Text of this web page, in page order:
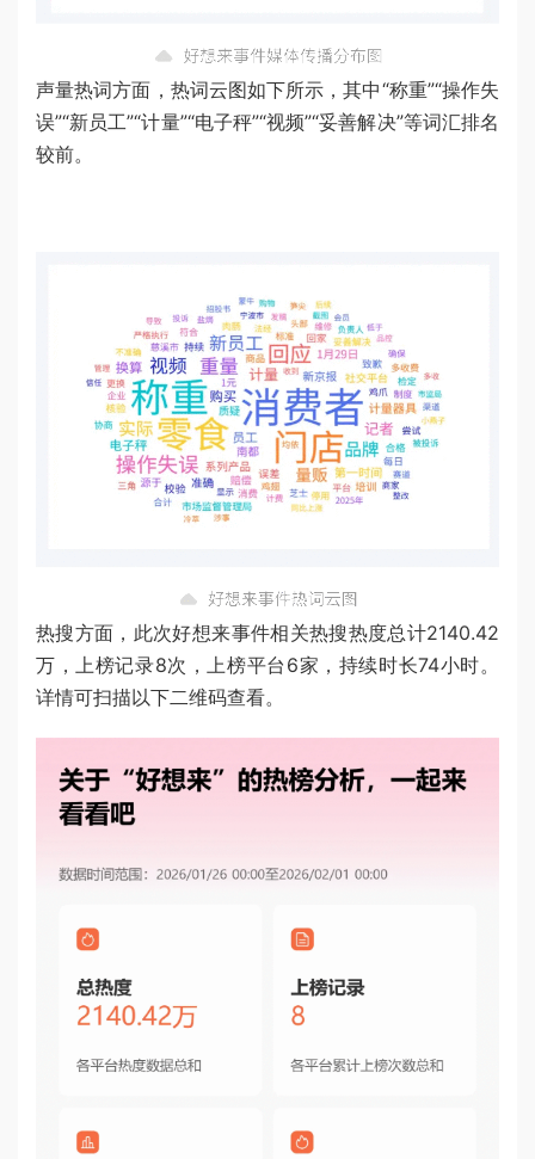
声量热词方面，热词云图如下所示，其中“称重”“操作失
误”“新员工”“计量”“电子秤”“视频”“妥善解决”等词汇排名
较前。
热搜方面，此次好想来事件相关热搜热度总计2140.42
万，上榜记录8次，上榜平台6家，持续时长74小时。
详情可扫描以下二维码查看。